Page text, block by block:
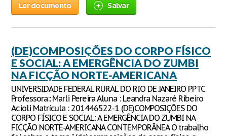
Ler documento Salvar
(DE)COMPOSIÇÕES DO CORPO FÍSICO
E SOCIAL: A EMERGÊNCIA DO ZUMBI
NA FICÇÃO NORTE-AMERICANA
UNIVERSIDADE FEDERAL RURAL DO RIO DE JANEIRO PPTC
Professora:: Marli Pereira Aluna : Leandra Nazaré Ribeiro
Acioli Matrícula : 201446522-1 (DE)COMPOSIÇÕES DO
CORPO FÍSICO E SOCIAL: A EMERGÊNCIA DO ZUMBI NA
FICÇÃO NORTE-AMERICANA CONTEMPORÂNEA O trabalho